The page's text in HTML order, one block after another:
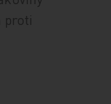
proti